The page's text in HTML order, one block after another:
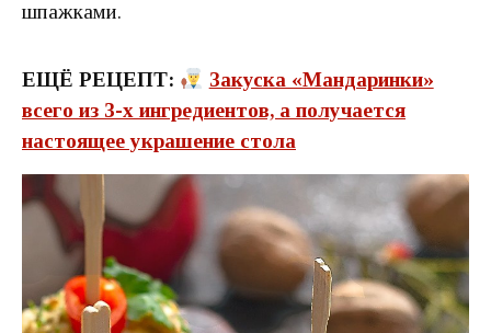
шпажками.
ЕЩЁ РЕЦЕПТ:
Закуска «Мандаринки»
всего из 3-х ингредиентов, а получается
настоящее украшение стола